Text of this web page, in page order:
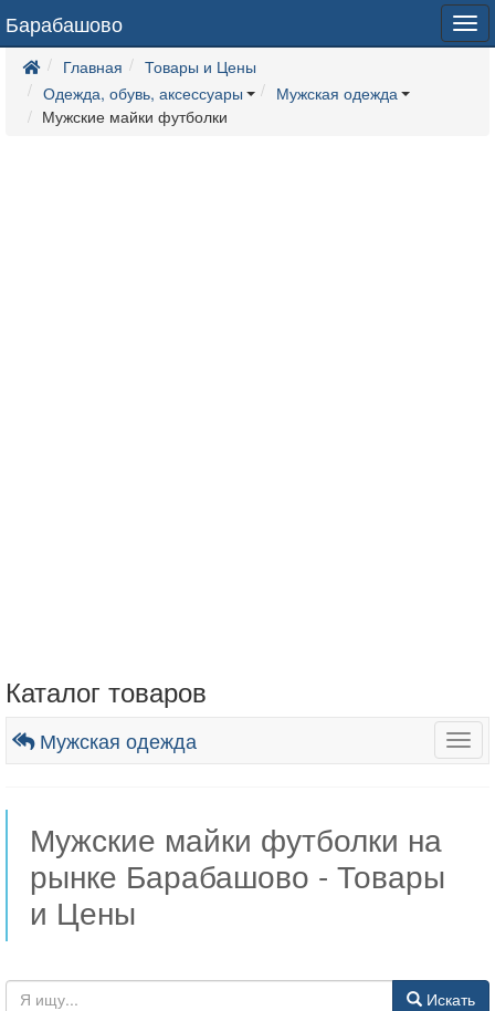
Барабашово
Главная
Товары и Цены
Одежда, обувь, аксессуары
Мужская одежда
Мужские майки футболки
Каталог товаров
Мужская одежда
Мужские майки футболки на
рынке Барабашово - Товары
и Цены
Искать